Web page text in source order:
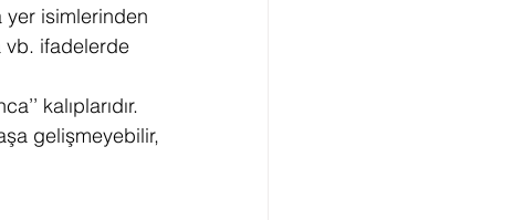
yer isimlerinden
vb. ifadelerde
kalıplarıdır.
gelişmeyebilir,